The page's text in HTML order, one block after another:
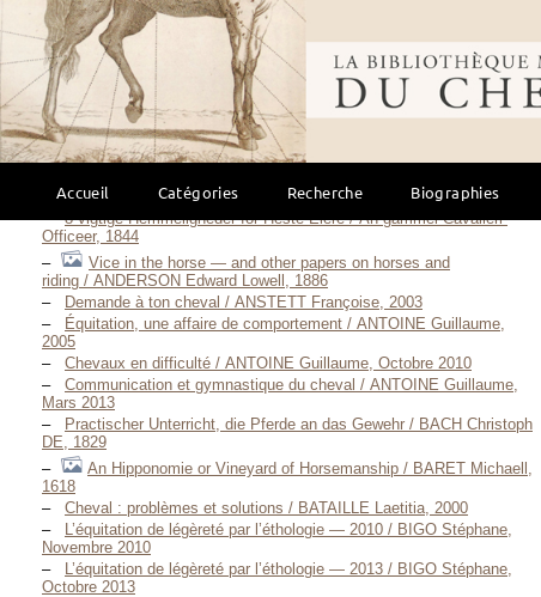
Bibliothèque
Accueil Catégories Recherche Biographies
Description scientifique
8 vigtige Hemmeligheder for Heste-Eiere / An gammel Cavalleri-
Officeer, 1844
Vice in the horse — and other papers on horses and
riding / ANDERSON Edward Lowell, 1886
Demande à ton cheval / ANSTETT Françoise, 2003
Équitation, une affaire de comportement / ANTOINE Guillaume,
2005
Chevaux en difficulté / ANTOINE Guillaume, Octobre 2010
Communication et gymnastique du cheval / ANTOINE Guillaume,
Mars 2013
Practischer Unterricht, die Pferde an das Gewehr / BACH Christoph
DE, 1829
An Hipponomie or Vineyard of Horsemanship / BARET Michaell,
1618
Cheval : problèmes et solutions / BATAILLE Laetitia, 2000
L’équitation de légèreté par l’éthologie — 2010 / BIGO Stéphane,
Novembre 2010
L’équitation de légèreté par l’éthologie — 2013 / BIGO Stéphane,
Octobre 2013